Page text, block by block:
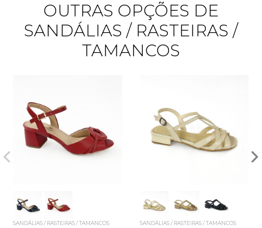
OUTRAS OPÇÕES DE
SANDÁLIAS / RASTEIRAS /
TAMANCOS
SANDÁLIAS / RASTEIRAS / TAMANCOS SANDÁLIAS / RASTEIRAS / TAMANCOS